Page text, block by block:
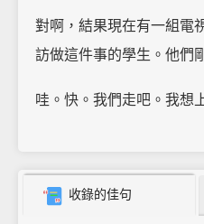
對啊，結果現在有一組電
訪做這件事的學生。他們
哇。快。我們走吧。我想
收錄的佳句